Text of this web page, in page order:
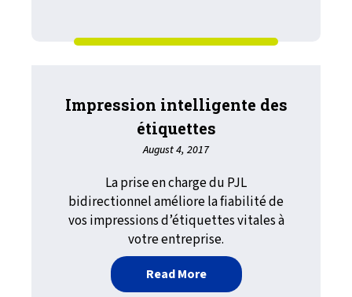
Impression intelligente des
étiquettes
August 4, 2017
La prise en charge du PJL
bidirectionnel améliore la fiabilité de
vos impressions d’étiquettes vitales à
votre entreprise.
Read Moreabout Impression